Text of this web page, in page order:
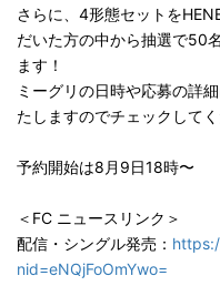
さらに、4形態セットを
だいた方の中から抽選で50
ます！
ミーグリの日時や応募の詳
たしますのでチェックしてく
予約開始は8月9日18時〜
＜FC ニュースリンク＞
配信・シングル発売：
nid=eNQjFoOmYwo=